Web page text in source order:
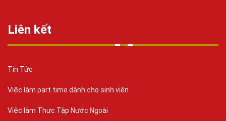
Liên kết
Tin Tức
Việc làm part time dành cho sinh viên
Việc làm Thực Tập Nước Ngoài